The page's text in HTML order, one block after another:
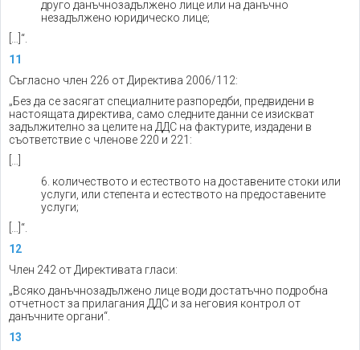
друго данъчнозадължено лице или на данъчно
незадължено юридическо лице;
[…]“.
11
Съгласно член 226 от Директива 2006/112:
„Без да се засягат специалните разпоредби, предвидени в
настоящата директива, само следните данни се изискват
задължително за целите на ДДС на фактурите, издадени в
съответствие с членове 220 и 221:
6. количеството и естеството на доставените стоки или
услуги, или степента и естеството на предоставените
услуги;
[…]“.
12
Член 242 от Директивата гласи:
„Всяко данъчнозадължено лице води достатъчно подробна
отчетност за прилагания ДДС и за неговия контрол от
данъчните органи“.
13